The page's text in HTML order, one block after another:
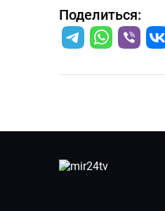
Поделиться: